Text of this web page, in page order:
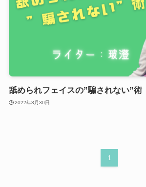
舐められフェイスの”騙されない”術
2022年3月30日
1